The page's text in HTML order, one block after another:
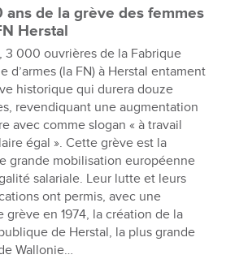
ans de la grève des femmes
Herstal
3 000 ouvrières de la Fabrique
d’armes (la FN) à Herstal entament
historique qui durera douze
revendiquant une augmentation
avec comme slogan « à travail
égal ». Cette grève est la
grande mobilisation européenne
salariale. Leur lutte et leurs
ont permis, avec une
grève en 1974, la création de la
de Herstal, la plus grande
Wallonie…